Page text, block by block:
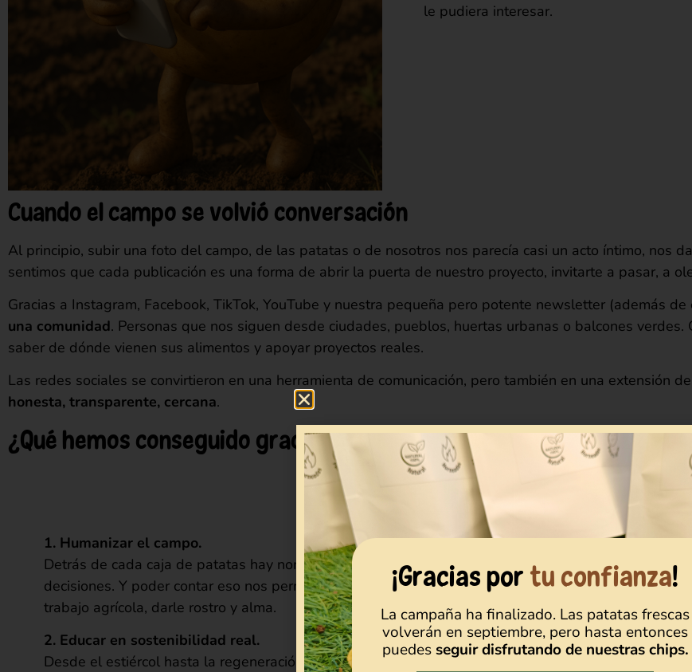
le pudiera interesar.
Cuando el campo se volvió conversación
Al principio, subir una foto del campo, de las patatas o de nosotros nos parecía casi un acto íntimo, nos
sentimos que cada publicación es una forma de abrir la puerta de nuestro proyecto, invitarte a pasar, a
Gracias a Instagram, Facebook, TikTok, YouTube y nuestra pequeña pero potente newsletter (además
una comunidad. Personas que nos siguen desde ciudades, pueblos, huertas urbanas o balcones verdes.
saber de dónde vienen sus alimentos y apoyar proyectos reales.
Las redes sociales se convirtieron en una herramienta de comunicación, pero también en una extensión
honesta, transparente, cercana.
¿Qué hemos conseguido gracias a esta “cosecha digital”?
1. Humanizar el campo.
Detrás de cada caja de patatas hay nombres, historias,
decisiones. Y poder contar eso nos permite revalorizar el
trabajo agrícola, darle rostro y alma.
2. Educar en sostenibilidad real.
Desde el estiércol hasta la regeneración del suelo,
¡Gracias por tu confianza!
La campaña ha finalizado. Las patatas frescas
volverán en septiembre, pero hasta entonces
puedesseguir disfrutando de nuestras chips.